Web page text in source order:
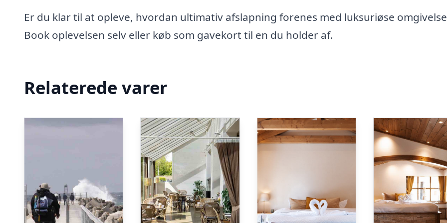
Er du klar til at opleve, hvordan ultimativ afslapning forenes med luksuriøse
Book oplevelsen selv eller køb som gavekort til en du holder af.
Relaterede varer